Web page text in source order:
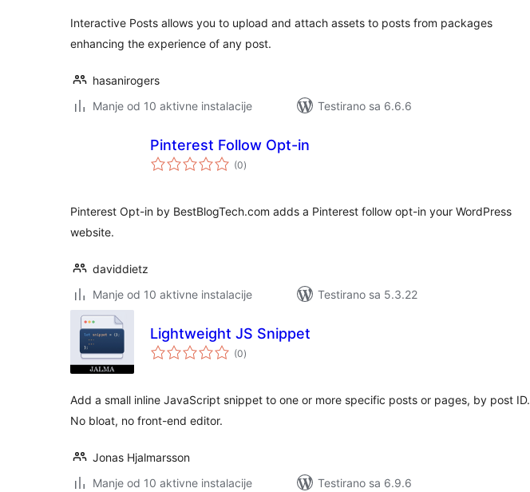
Interactive Posts allows you to upload and attach assets to posts from packages
enhancing the experience of any post.
hasanirogers
Manje od 10 aktivne instalacije
Testirano sa 6.6.6
Pinterest Follow Opt-in
(0ukupno
ocjena
)
Pinterest Opt-in by BestBlogTech.com adds a Pinterest follow opt-in your WordPress
website.
daviddietz
Manje od 10 aktivne instalacije
Testirano sa 5.3.22
Lightweight JS Snippet
(0ukupno
ocjena
)
Add a small inline JavaScript snippet to one or more specific posts or pages, by post ID.
No bloat, no front-end editor.
Jonas Hjalmarsson
Manje od 10 aktivne instalacije
Testirano sa 6.9.6